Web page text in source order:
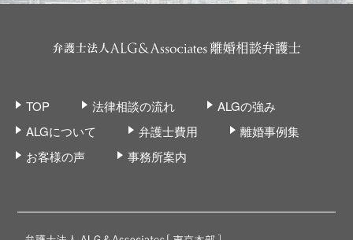
TOP 法律相談の流れ
ALGの強み
ALGについて
弁護士費用
離婚事例集
お客様の声
事務所案内